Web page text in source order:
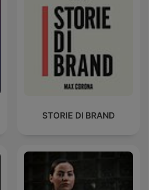
STORIE DI BRAND